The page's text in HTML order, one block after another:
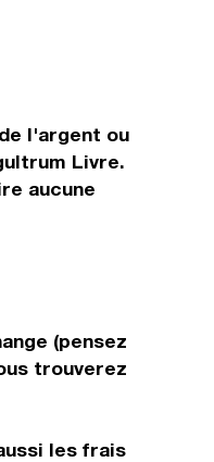
l'argent ou
Livre.
aucune
(pensez
trouverez
les frais